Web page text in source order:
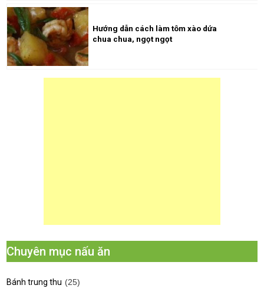
Hướng dẫn cách làm tôm xào dứa
chua chua, ngọt ngọt
Chuyên mục nấu ăn
Bánh trung thu (25)